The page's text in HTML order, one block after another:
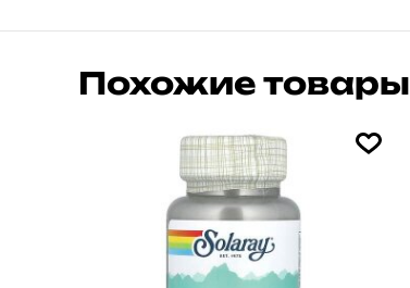
Похожие товары